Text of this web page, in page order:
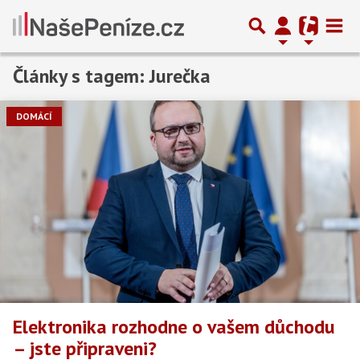
Články s tagem: Jurečka
DOMÁCÍ
Elektronika rozhodne o vašem důchodu
– jste připraveni?